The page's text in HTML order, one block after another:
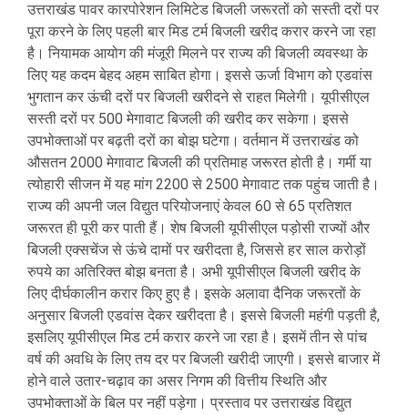
उत्तराखंड पावर कारपोरेशन लिमिटेड बिजली जरूरतों को सस्ती दरों पर
पूरा करने के लिए पहली बार मिड टर्म बिजली खरीद करार करने जा रहा
है। नियामक आयोग की मंजूरी मिलने पर राज्य की बिजली व्यवस्था के
लिए यह कदम बेहद अहम साबित होगा। इससे ऊर्जा विभाग को एडवांस
भुगतान कर ऊंची दरों पर बिजली खरीदने से राहत मिलेगी। यूपीसीएल
सस्ती दरों पर 500 मेगावाट बिजली की खरीद कर सकेगा। इससे
उपभोक्ताओं पर बढ़ती दरों का बोझ घटेगा। वर्तमान में उत्तराखंड को
औसतन 2000 मेगावाट बिजली की प्रतिमाह जरूरत होती है। गर्मी या
त्योहारी सीजन में यह मांग 2200 से 2500 मेगावाट तक पहुंच जाती है।
राज्य की अपनी जल विद्युत परियोजनाएं केवल 60 से 65 प्रतिशत
जरूरत ही पूरी कर पाती हैं। शेष बिजली यूपीसीएल पड़ोसी राज्यों और
बिजली एक्सचेंज से ऊंचे दामों पर खरीदता है, जिससे हर साल करोड़ों
रुपये का अतिरिक्त बोझ बनता है। अभी यूपीसीएल बिजली खरीद के
लिए दीर्घकालीन करार किए हुए है। इसके अलावा दैनिक जरूरतों के
अनुसार बिजली एडवांस देकर खरीदता है। इससे बिजली महंगी पड़ती है,
इसलिए यूपीसीएल मिड टर्म करार करने जा रहा है। इसमें तीन से पांच
वर्ष की अवधि के लिए तय दर पर बिजली खरीदी जाएगी। इससे बाजार में
होने वाले उतार-चढ़ाव का असर निगम की वित्तीय स्थिति और
उपभोक्ताओं के बिल पर नहीं पड़ेगा। प्रस्ताव पर उत्तराखंड विद्युत